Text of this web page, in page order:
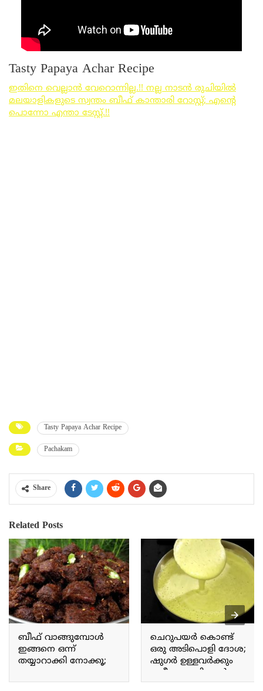
Tasty Papaya Achar Recipe
ഇതിനെ വെല്ലാൻ വേറൊന്നില്ല.!! നല്ല നാടൻ രുചിയിൽ
മലയാളികളുടെ സ്വന്തം ബീഫ് കാ‍ന്താരി റോസ്റ്റ്; എന്റെ
പൊന്നോ എന്താ ടേസ്റ്റ്.!!
Tasty Papaya Achar Recipe
Pachakam
Share
Related Posts
ബീഫ് വാങ്ങുമ്പോൾ
ഇങ്ങനെ ഒന്ന്
തയ്യാറാക്കി നോക്കൂ;
കേടുകൂടാതെ
ചെറുപയർ കൊണ്ട്
ഒരു അടിപൊളി ദോശ;
ഷുഗർ ഉള്ളവർക്കും
ശരീരം മെലിയാൻ
ആഗ്രഹിക്കുന്നവർക്കും